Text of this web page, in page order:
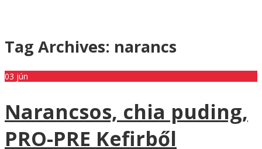
Tag Archives: narancs
03 jún
Narancsos, chia puding,
PRO-PRE Kefirből